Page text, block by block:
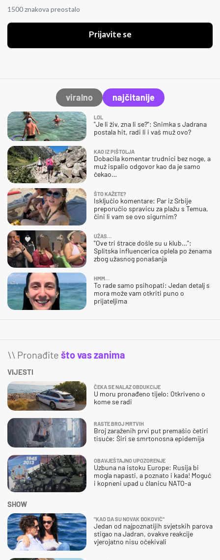
1500 znakova preostalo
Prijavite se
viralno najčitanije
LOL
"Je li živ, zna li se?": Snimka s Jadrana
postala hit, radi li i vaš muž ovo?
KAO IZ PIŠTOLJA
Dobacila komentar trudnici bez noge, a
muž ispalio odgovor kao da je samo
čekao…
ŠTO KAŽETE?
Isključio komentare: Par iz Srbije
preporučio spravicu za plažu s Temua,
čini li vam se ovo sigurnim?
UŽAS…
"Ove tri štrace došle su u klub…":
Splitska influencerica oplela po ženama
zbog užasnog ponašanja
HMM…
To rade samo psihopati: Jedan detalj s
mora može vam otkriti puno o
prijateljima
\\ Pronađite što vas zanima
VIJESTI
ČEKA SE NALAZ OBDUKCIJE
U moru pronađeno tijelo: Otkriveno o
kome se radi
RASTE BROJ MRTVIH
Broj zaraženih prvi put premašio četiri
tisuće: Širi se smrtonosna epidemija
OBAVJEŠTAJNO UPOZORENJE
Uzbuna na istoku Europe: Rusija bi
mogla napasti, a poznato i kada! Moguć
i kopneni upad u članicu NATO-a
SHOW
"KAO DA SU NOVAK ĐOKOVIĆ"
Jedan od najpoznatijih svjetskih parova
stigao na Jadran, ovakve reakcije
vjerojatno nisu očekivali